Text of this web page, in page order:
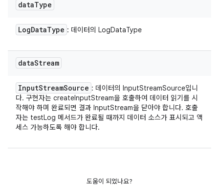
dataType
LogDataType : 데이터의 LogDataType
dataStream
InputStreamSource : 데이터의 InputStreamSource입니
다. 구현자는 createInputStream을 호출하여 데이터 읽기를 시
작해야 하며 완료되면 결과 InputStream을 닫아야 합니다. 호출
자는 testLog 메서드가 완료될 때까지 데이터 소스가 표시되고 액
세스 가능하도록 해야 합니다.
도움이 되었나요?